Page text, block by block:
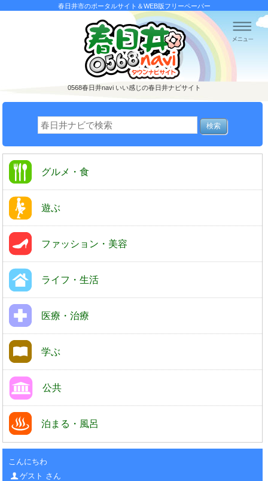
春日井市のポータルサイト＆WEB版フリーペーパー
0568春日井naviいい感じの春日井ナビサイト
グルメ・食
遊ぶ
ファッション・美容
ライフ・生活
医療・治療
学ぶ
公共
泊まる・風呂
こんにちわ
ゲスト さん